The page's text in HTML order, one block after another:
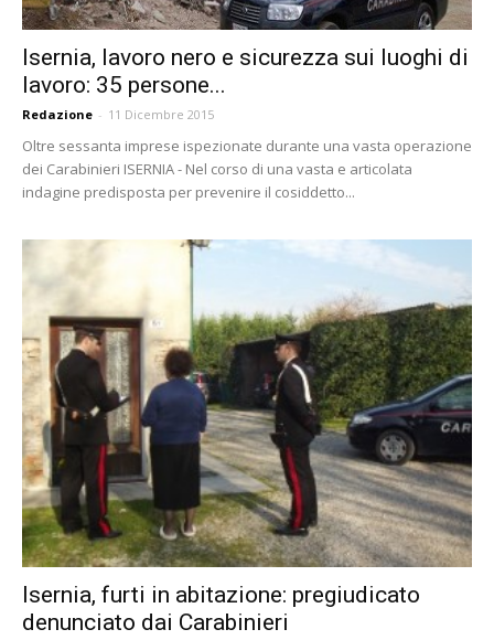
Isernia, lavoro nero e sicurezza sui luoghi di
lavoro: 35 persone...
Redazione - 11 Dicembre 2015
Oltre sessanta imprese ispezionate durante una vasta operazione
dei Carabinieri ISERNIA - Nel corso di una vasta e articolata
indagine predisposta per prevenire il cosiddetto...
Isernia, furti in abitazione: pregiudicato
denunciato dai Carabinieri